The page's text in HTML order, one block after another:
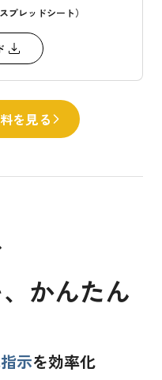
プレッドシート）
を見る
かんたん
示を効率化